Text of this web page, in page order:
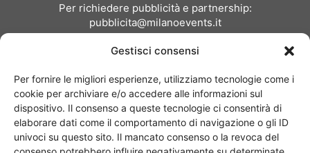
Gestisci consensi
Per fornire le migliori esperienze, utilizziamo tecnologie come i
cookie per archiviare e/o accedere alle informazioni sul
dispositivo. Il consenso a queste tecnologie ci consentirà di
elaborare dati come il comportamento di navigazione o gli ID
univoci su questo sito. Il mancato consenso o la revoca del
Per richiedere pubblicità e partnership:
pubblicita@milanoevents.it